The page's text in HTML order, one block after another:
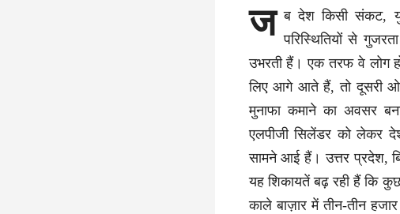
ज ब देश किसी संकट,
परिस्थितियों से
उभरती हैं। एक तरफ वे लोग
लिए आगे आते हैं, तो दूसरी
मुनाफा कमाने का अवसर
एलपीजी सिलेंडर को लेकर
सामने आई हैं। उत्तर प्रदेश,
यह शिकायतें बढ़ रही हैं कि
काले बाज़ार में तीन-तीन